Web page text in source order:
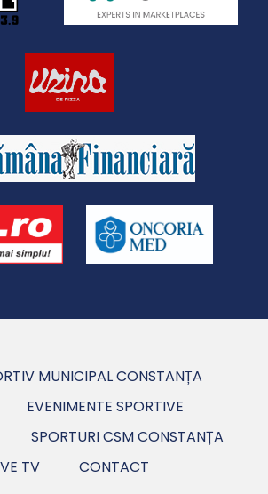
MUNICIPAL CONSTANȚA
EVENIMENTE SPORTIVE
SPORTURI CSM CONSTANȚA
TV
CONTACT